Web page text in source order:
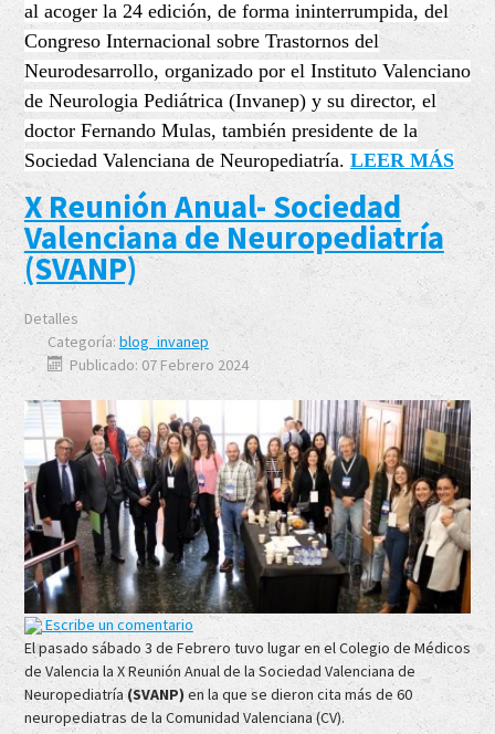
al acoger la 24 edición, de forma ininterrumpida, del
Congreso Internacional sobre Trastornos del
Neurodesarrollo, organizado por el Instituto Valenciano
de Neurologia Pediátrica (Invanep) y su director, el
doctor Fernando Mulas, también presidente de la
Sociedad Valenciana de Neuropediatría. LEER MÁS
X Reunión Anual- Sociedad
Valenciana de Neuropediatría
(SVANP)
Detalles
Categoría: blog_invanep
Publicado: 07 Febrero 2024
Escribe un comentario
El pasado sábado 3 de Febrero tuvo lugar en el Colegio de Médicos
de Valencia la X Reunión Anual de la Sociedad Valenciana de
Neuropediatría(SVANP) en la que se dieron cita más de 60
neuropediatras de la Comunidad Valenciana (CV).